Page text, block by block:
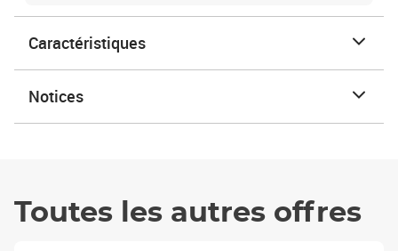
Caractéristiques
Notices
Toutes les autres offres